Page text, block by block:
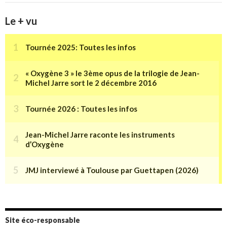
Le + vu
Site éco-responsable